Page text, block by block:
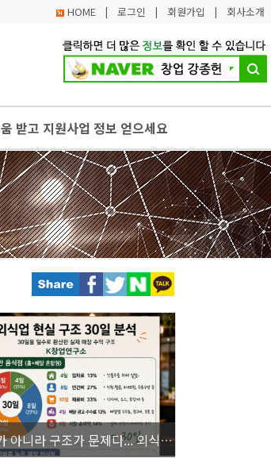
HOME| 로그인 | 회원가입 | 회사소개
받고 지원사업 정보 얻으세요
인 분석 - 경제적 요인
려
인 분석 - 외부 환경 변화
재료비가 아니라 구조가 문제다... 외식업 수익을 결정하는 진짜 숫자의 비밀